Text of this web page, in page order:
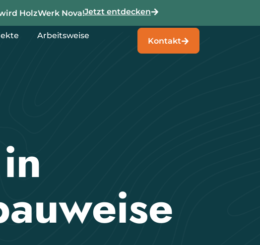
HolzWerk Nova!Jetzt entdecken
Arbeitsweise
Kontakt